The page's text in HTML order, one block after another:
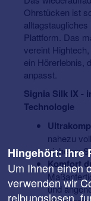
Ohrstücken ist
Plattform. Das
vereint
ein Hörerlebnis,
anpasst.
Signia Silk IX -
Technologie
nahezu
sicheren
Komfort
und
Hingehört: Ihre
Um Ihnen einen
verwenden wir
reibungslosen,